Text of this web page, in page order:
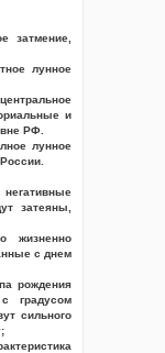
затмение,
лунное
и
РФ.
лунное
затеяны,
жизненно
с днем
рождения
градусом
сильного